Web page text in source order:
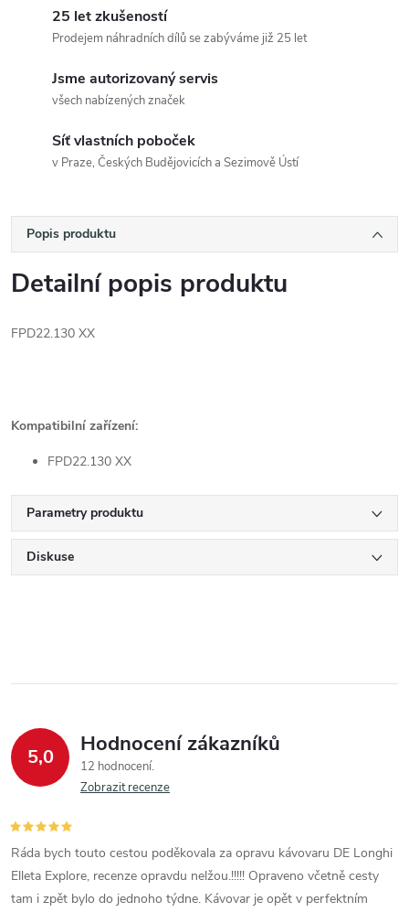
25 let zkušeností
Prodejem náhradních dílů se zabýváme již 25 let
Jsme autorizovaný servis
všech nabízených značek
Síť vlastních poboček
v Praze, Českých Budějovicích a Sezimově Ústí
Popis produktu
Detailní popis produktu
FPD22.130 XX
Kompatibilní zařízení:
FPD22.130 XX
Parametry produktu
Diskuse
5,0 Hodnocení zákazníků
12 hodnocení
Zobrazit recenze
Ráda bych touto cestou poděkovala za opravu kávovaru DE Longhi
Elleta Explore, recenze opravdu nelžou.!!!!! Opraveno včetně cesty
tam i zpět bylo do jednoho týdne. Kávovar je opět v perfektním